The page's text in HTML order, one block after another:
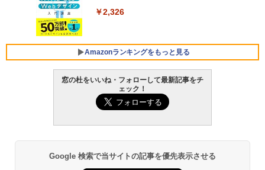
￥129,800
ersonal/Copilotキー搭載/Win 11/15.6型/
Core i5/16GB/SSD 512GB/ホワイト) FM
VWK3E15W_AZ
￥119,800
0/mac対応|PC2台
￥2,326
Amazonランキングをもっと見る
Amazon Kindle Paperwhite (16GB) 7イ
ンチディスプレイ、色調調節ライト、12
￥27,980
窓の杜をいいね・フォローして最新記事をチ
ェック！
Google 検索で当サイトの記事を優先表示させる